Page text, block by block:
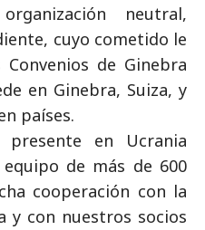
neutral,
cuyo cometido le
de Ginebra
en Ginebra, Suiza, y
países.
presente en Ucrania
de más de 600
cooperación con la
y con nuestros socios